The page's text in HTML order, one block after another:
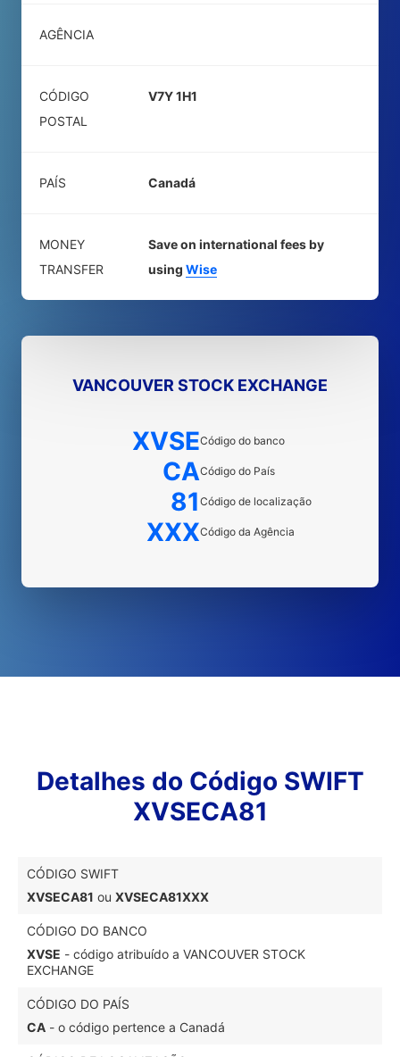
AGÊNCIA
CÓDIGO
POSTAL
V7Y 1H1
PAÍS Canadá
MONEY
TRANSFER
Save on international fees by
using Wise
VANCOUVER STOCK EXCHANGE
XVSECódigo do banco
CACódigo do País
81 Código de localização
XXXCódigo da Agência
Detalhes do Código SWIFT
XVSECA81
CÓDIGO SWIFT
XVSECA81 ou XVSECA81XXX
CÓDIGO DO BANCO
XVSE - código atribuído a VANCOUVER STOCK
EXCHANGE
CÓDIGO DO PAÍS
CA - o código pertence a Canadá